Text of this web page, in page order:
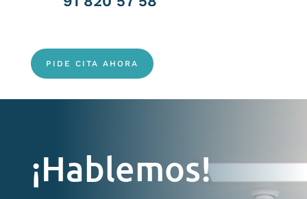
PIDE CITA AHORA
¡Hablemos!